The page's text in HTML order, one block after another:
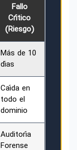
Fallo
Crítico
(Riesgo)
Más de 10
días
Caída en
todo el
dominio
Auditoría
Forense